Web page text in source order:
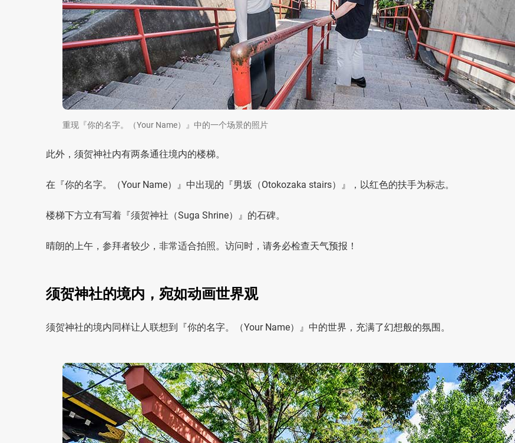
重现『你的名字。（Your Name）』中的一个场景的照片
此外，须贺神社内有两条通往境内的楼梯。
在『你的名字。（Your Name）』中出现的『男坂（Otokozaka stairs）』，以红色的扶手为标志。
楼梯下方立有写着『须贺神社（Suga Shrine）』的石碑。
晴朗的上午，参拜者较少，非常适合拍照。访问时，请务必检查天气预报！
须贺神社的境内，宛如动画世界观
须贺神社的境内同样让人联想到『你的名字。（Your Name）』中的世界，充满了幻想般的氛围。